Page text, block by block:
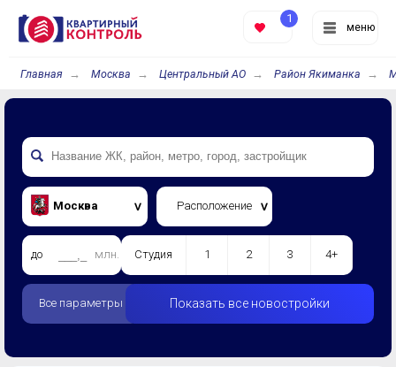
меню
1
Главная Москва Центральный АО Район Якиманка
Москва Расположение
до млн. Студия 1 2 3 4+
Все параметры Показать все новостройки